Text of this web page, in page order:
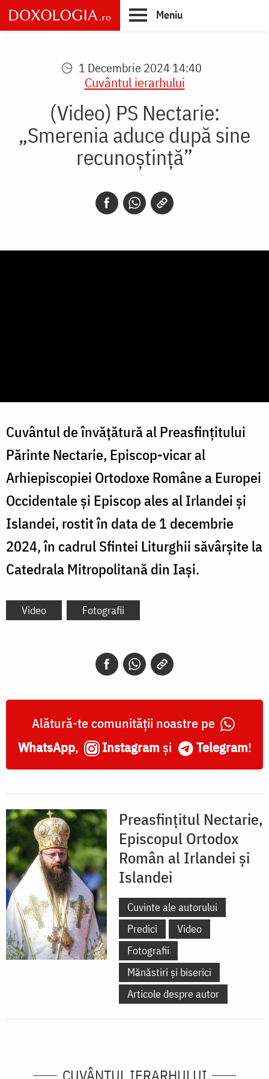
Skip
to
main
Meniu
1 Decembrie 2024 14:40
Cuvântul ierarhului
(Video) PS Nectarie:
„Smerenia aduce după sine
recunoștință”
Cuvântul de învățătură alPreasfințitului
Părinte Nectarie, Episcop-vicar al
Arhiepiscopiei Ortodoxe Române a Europei
Occidentale și Episcop ales al Irlandei și
Islandei, rostit în data de 1 decembrie
2024, în cadrul Sfintei Liturghii săvârșite la
Catedrala Mitropolitană din Iași.
Video Fotografii
Alătură-te comunității noastre pe
WhatsApp, Instagram și Telegram!
Preasfințitul Nectarie,
Episcopul Ortodox
Român al Irlandei și
Islandei
Cuvinte ale autorului
Predici
Video
Fotografii
Mănăstiri și biserici
Articole despre autor